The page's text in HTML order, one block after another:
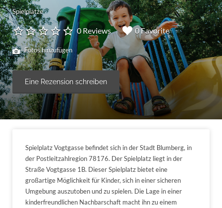
Spielplätze
0 Reviews 0 Favorite
Fotos hinzufügen
Eine Rezension schreiben
Spielplatz Vogtgasse befindet sich in der Stadt Blumberg, in
der Postleitzahlregion 78176. Der Spielplatz liegt in der
Straße Vogtgasse 1B. Dieser Spielplatz bietet eine
großartige Möglichkeit für Kinder, sich in einer sicheren
Umgebung auszutoben und zu spielen. Die Lage in einer
kinderfreundlichen Nachbarschaft macht ihn zu einem